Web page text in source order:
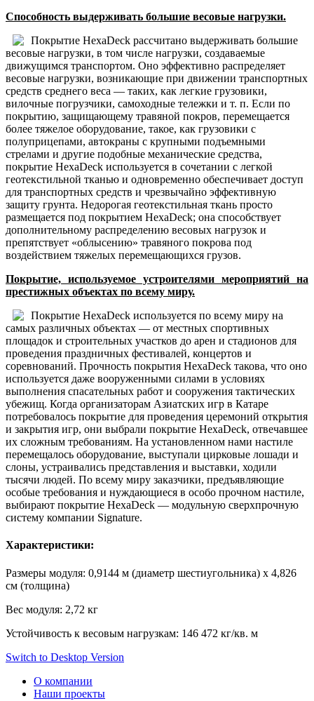
Способность выдерживать большие весовые нагрузки.
Покрытие HexaDeck рассчитано выдерживать большие
весовые нагрузки, в том числе нагрузки, создаваемые
движущимся транспортом. Оно эффективно распределяет
весовые нагрузки, возникающие при движении транспортных
средств среднего веса — таких, как легкие грузовики,
вилочные погрузчики, самоходные тележки и т. п. Если по
покрытию, защищающему травяной покров, перемещается
более тяжелое оборудование, такое, как грузовики с
полуприцепами, автокраны с крупными подъемными
стрелами и другие подобные механические средства,
покрытие HexaDeck используется в сочетании с легкой
геотекстильной тканью и одновременно обеспечивает доступ
для транспортных средств и чрезвычайно эффективную
защиту грунта. Недорогая геотекстильная ткань просто
размещается под покрытием HexaDeck; она способствует
дополнительному распределению весовых нагрузок и
препятствует «облысению» травяного покрова под
воздействием тяжелых перемещающихся грузов.
Покрытие, используемое устроителями мероприятий на
престижных объектах по всему миру.
Покрытие HexaDeck используется по всему миру на
самых различных объектах — от местных спортивных
площадок и строительных участков до арен и стадионов для
проведения праздничных фестивалей, концертов и
соревнований. Прочность покрытия HexaDeck такова, что оно
используется даже вооруженными силами в условиях
выполнения спасательных работ и сооружения тактических
убежищ. Когда организаторам Азиатских игр в Катаре
потребовалось покрытие для проведения церемоний открытия
и закрытия игр, они выбрали покрытие HexaDeck, отвечавшее
их сложным требованиям. На установленном нами настиле
перемещалось оборудование, выступали цирковые лошади и
слоны, устраивались представления и выставки, ходили
тысячи людей. По всему миру заказчики, предъявляющие
особые требования и нуждающиеся в особо прочном настиле,
выбирают покрытие HexaDeck — модульную сверхпрочную
систему компании Signature.
Характеристики:
Размеры модуля: 0,9144 м (диаметр шестиугольника) x 4,826
см (толщина)
Вес модуля: 2,72 кг
Устойчивость к весовым нагрузкам: 146 472 кг/кв. м
Switch to Desktop Version
О компании
Наши проекты